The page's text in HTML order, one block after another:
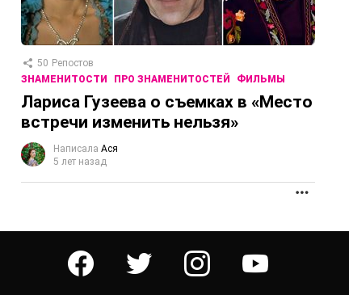
50 Репостов
ЗНАМЕНИТОСТИ
ПРО ЗНАМЕНИТОСТЕЙ ФИЛЬМЫ
Лариса Гузеева о съемках в «Место
встречи изменить нельзя»
Написала Ася
5 лет назад
facebook twitter instagram youtube